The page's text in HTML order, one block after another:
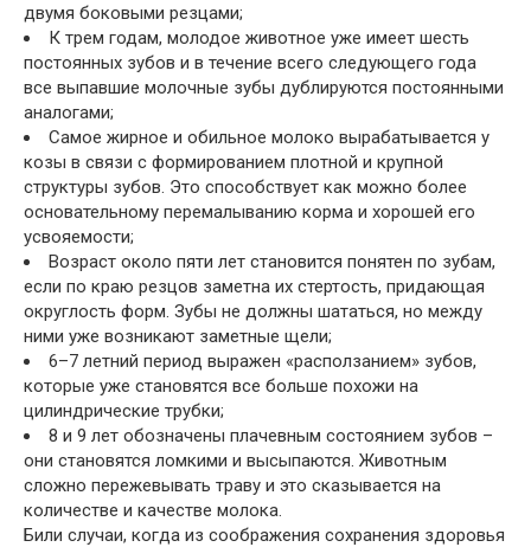
двумя боковыми резцами;
К трем годам, молодое животное уже имеет шесть
постоянных зубов и в течение всего следующего года
все выпавшие молочные зубы дублируются постоянными
аналогами;
Самое жирное и обильное молоко вырабатывается у
козы в связи с формированием плотной и крупной
структуры зубов. Это способствует как можно более
основательному перемалыванию корма и хорошей его
усвояемости;
Возраст около пяти лет становится понятен по зубам,
если по краю резцов заметна их стертость, придающая
округлость форм. Зубы не должны шататься, но между
ними уже возникают заметные щели;
6–7 летний период выражен «расползанием» зубов,
которые уже становятся все больше похожи на
цилиндрические трубки;
8 и 9 лет обозначены плачевным состоянием зубов –
они становятся ломкими и высыпаются. Животным
сложно пережевывать траву и это сказывается на
количестве и качестве молока.
Били случаи, когда из соображения сохранения здоровья